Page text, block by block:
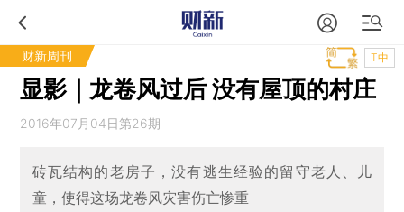
财新周刊 T中
显影｜龙卷风过后 没有屋顶的村庄
2016年07月04日第26期
砖瓦结构的老房子，没有逃生经验的留守老人、儿
童，使得这场龙卷风灾害伤亡惨重